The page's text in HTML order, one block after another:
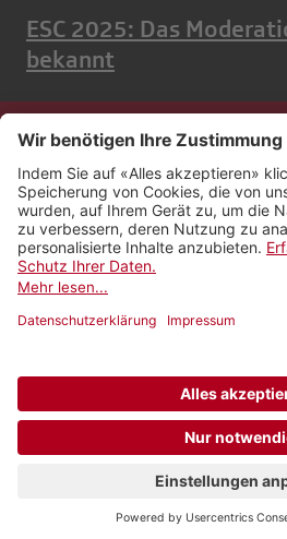
ESC 2025: Das
bekannt
Kontakt
Impressum
Rechtliches
Netiquette
Newsletter abonnieren